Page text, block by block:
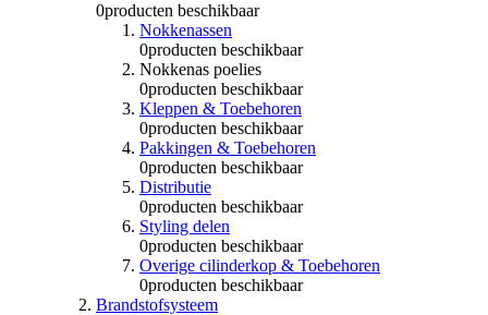
0producten beschikbaar
Nokkenassen
0producten beschikbaar
Nokkenas poelies
0producten beschikbaar
Kleppen & Toebehoren
0producten beschikbaar
Pakkingen & Toebehoren
0producten beschikbaar
Distributie
0producten beschikbaar
Styling delen
0producten beschikbaar
Overige cilinderkop & Toebehoren
0producten beschikbaar
Brandstofsysteem